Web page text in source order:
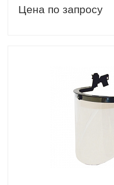
Цена по запросу